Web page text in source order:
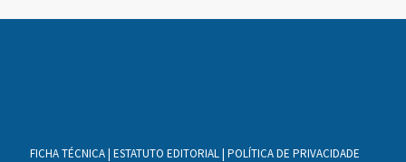
FICHA TÉCNICA| ESTATUTO EDITORIAL| POLÍTICA DE PRIVACIDADE